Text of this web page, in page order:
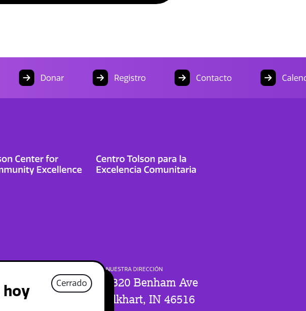
Donar Registro Contacto
hoy Cerrado
NUESTRA DIRECCIÓN
1320 Benham Ave
Elkhart, IN 46516